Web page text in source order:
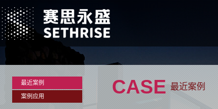
最近案例
案例应用
CASE 最近案例